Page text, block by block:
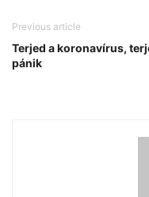
Previous article
Terjed a koronavírus,
pánik